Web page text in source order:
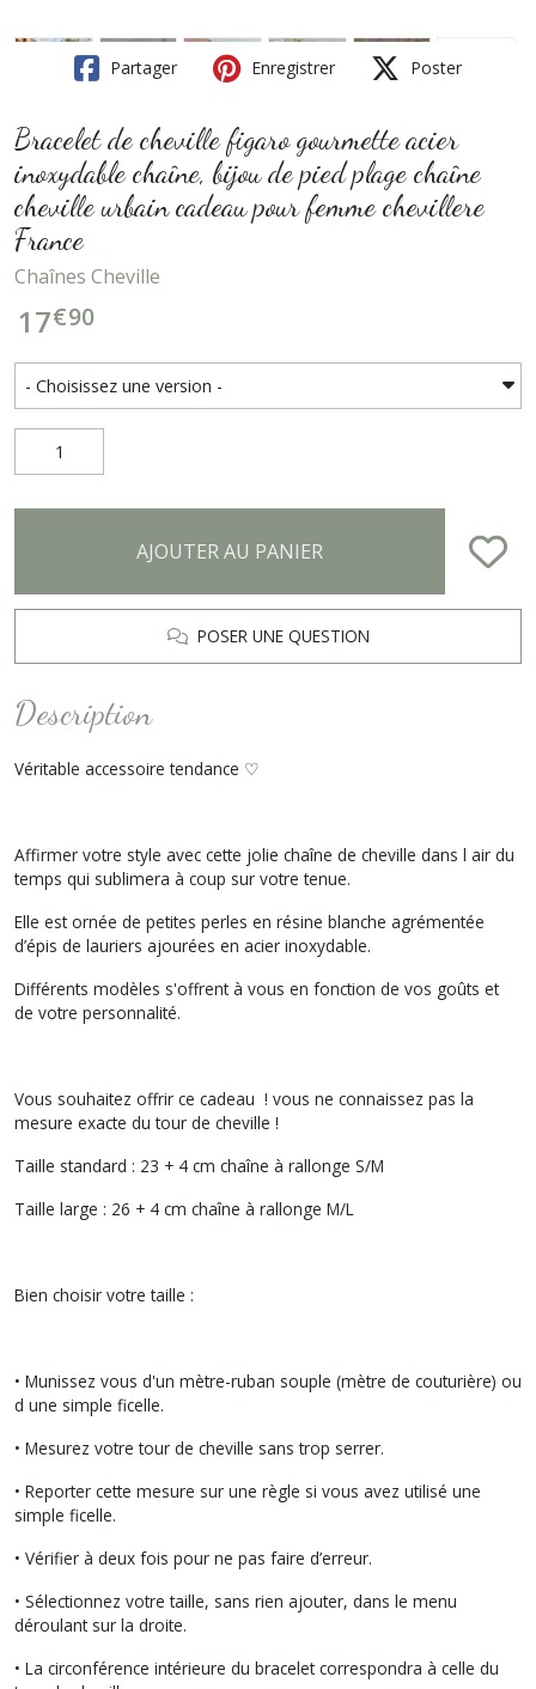
Partager Enregistrer Poster
Bracelet de cheville figaro gourmette acier
inoxydable chaîne, bijou de pied plage chaîne
cheville urbain cadeau pour femme chevillere
France
Chaînes Cheville
17€90
AJOUTER AU PANIER
POSER UNE QUESTION
Description
Véritable accessoire tendance ♡
Affirmer votre style avec cette jolie chaîne de cheville dans l air du
temps qui sublimera à coup sur votre tenue.
Elle est ornée de petites perles en résine blanche agrémentée
d’épis de lauriers ajourées en acier inoxydable.
Différents modèles s'offrent à vous en fonction de vos goûts et
de votre personnalité.
Vous souhaitez offrir ce cadeau ! vous ne connaissez pas la
mesure exacte du tour de cheville !
Taille standard : 23 + 4 cm chaîne à rallonge S/M
Taille large : 26 + 4 cm chaîne à rallonge M/L
Bien choisir votre taille :
• Munissez vous d'un mètre-ruban souple (mètre de couturière) ou
d une simple ficelle.
• Mesurez votre tour de cheville sans trop serrer.
• Reporter cette mesure sur une règle si vous avez utilisé une
simple ficelle.
• Vérifier à deux fois pour ne pas faire d’erreur.
• Sélectionnez votre taille, sans rien ajouter, dans le menu
déroulant sur la droite.
• La circonférence intérieure du bracelet correspondra à celle du